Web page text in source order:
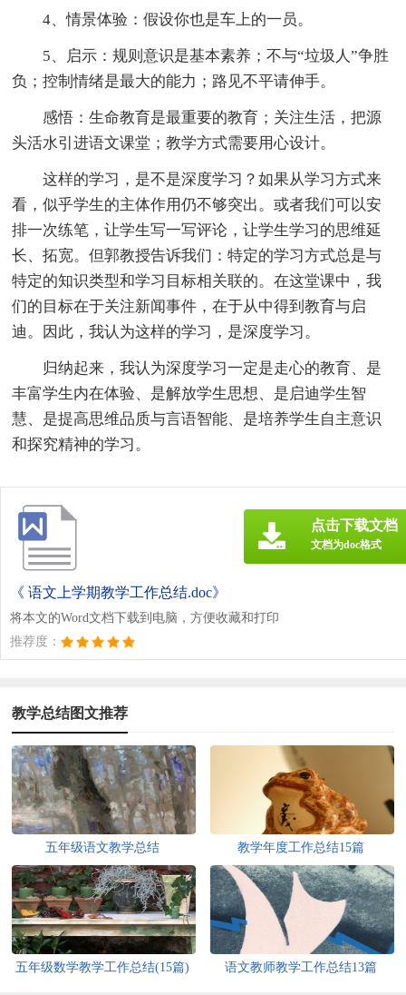
4、情景体验：假设你也是车上的一员。
5、启示：规则意识是基本素养；不与“垃圾人”争胜
负；控制情绪是最大的能力；路见不平请伸手。
感悟：生命教育是最重要的教育；关注生活，把源
头活水引进语文课堂；教学方式需要用心设计。
这样的学习，是不是深度学习？如果从学习方式来
看，似乎学生的主体作用仍不够突出。或者我们可以安
排一次练笔，让学生写一写评论，让学生学习的思维延
长、拓宽。但郭教授告诉我们：特定的学习方式总是与
特定的知识类型和学习目标相关联的。在这堂课中，我
们的目标在于关注新闻事件，在于从中得到教育与启
迪。因此，我认为这样的学习，是深度学习。
归纳起来，我认为深度学习一定是走心的教育、是
丰富学生内在体验、是解放学生思想、是启迪学生智
慧、是提高思维品质与言语智能、是培养学生自主意识
和探究精神的学习。
《 语文上学期教学工作总结.doc》
将本文的Word文档下载到电脑，方便收藏和打印
推荐度：
点击下载文档
文档为doc格式
教学总结图文推荐
五年级语文教学总结 教学年度工作总结15篇
五年级数学教学工作总结(15篇) 语文教师教学工作总结13篇